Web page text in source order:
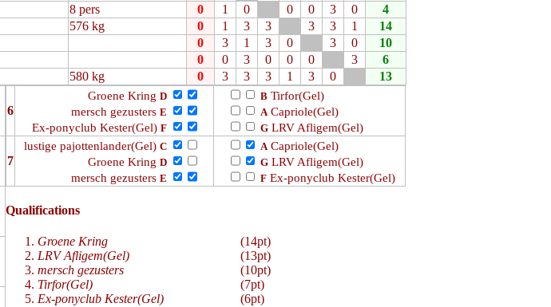
8 pers 0 1 0 0 0 3 0
4
576 kg 0 1 3 3 3 3 1
14
0 3 1 3 0 3 0
10
0 0 3 0 0 0 3
6
580 kg 0 3 3 3 1 3 0 13
6
Groene Kring D
mersch gezusters E
Ex-ponyclub Kester(Gel) F
B Tirfor(Gel)
A Capriole(Gel)
G LRV Afligem(Gel)
7
lustige pajottenlander(Gel) C
Groene Kring D
mersch gezusters E
A Capriole(Gel)
G LRV Afligem(Gel)
F Ex-ponyclub Kester(Gel)
Qualifications
Groene Kring
(14pt)
LRV Afligem(Gel)
(13pt)
mersch gezusters
(10pt)
Tirfor(Gel)
(7pt)
Ex-ponyclub Kester(Gel)
(6pt)